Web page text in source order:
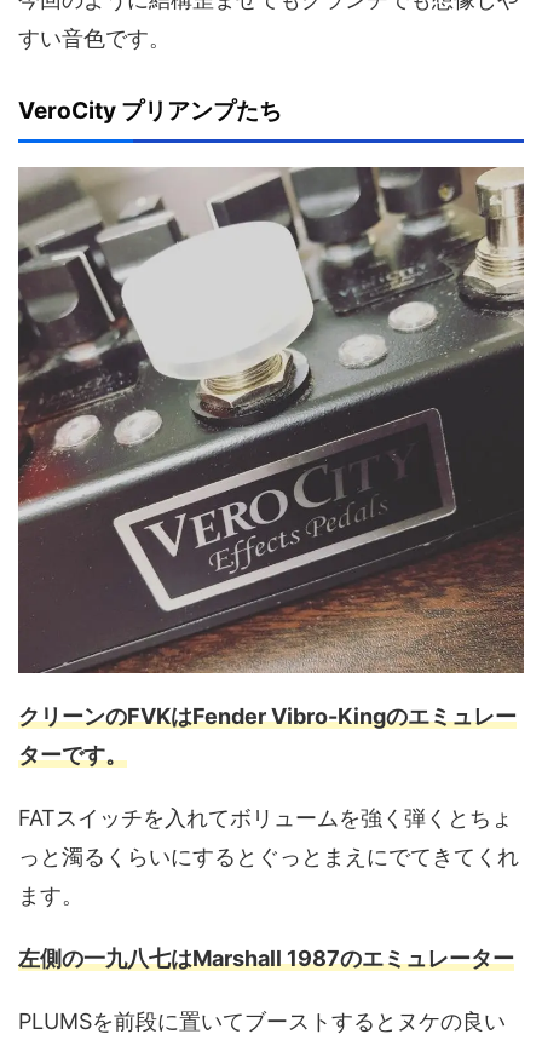
すい音色です。
VeroCity プリアンプたち
クリーンのFVKはFender Vibro-Kingのエミュレー
ターです。
FATスイッチを入れてボリュームを強く弾くとちょ
っと濁るくらいにするとぐっとまえにでてきてくれ
ます。
左側の一九八七はMarshall 1987のエミュレーター
PLUMSを前段に置いてブーストするとヌケの良い